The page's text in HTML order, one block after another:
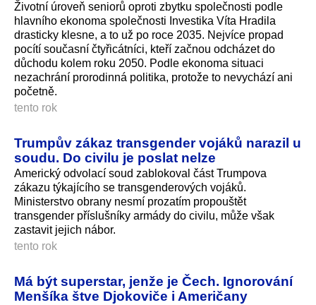
Životní úroveň seniorů oproti zbytku společnosti podle
hlavního ekonoma společnosti Investika Víta Hradila
drasticky klesne, a to už po roce 2035. Nejvíce propad
pocítí současní čtyřicátníci, kteří začnou odcházet do
důchodu kolem roku 2050. Podle ekonoma situaci
nezachrání prorodinná politika, protože to nevychází ani
početně.
tento rok
Trumpův zákaz transgender vojáků narazil u
soudu. Do civilu je poslat nelze
Americký odvolací soud zablokoval část Trumpova
zákazu týkajícího se transgenderových vojáků.
Ministerstvo obrany nesmí prozatím propouštět
transgender příslušníky armády do civilu, může však
zastavit jejich nábor.
tento rok
Má být superstar, jenže je Čech. Ignorování
Menšíka štve Djokoviče i Američany